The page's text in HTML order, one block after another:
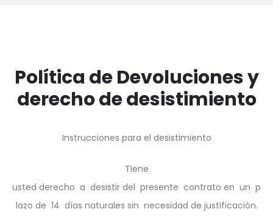
Política de Devoluciones y
derecho de desistimiento
Instrucciones para el desistimiento
Tiene
usted derecho a desistir del presente contrato en un p
lazo de 14 días naturales sin necesidad de justificación.